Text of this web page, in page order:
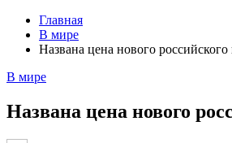
Главная
В мире
Названа цена нового
В мире
Названа цена нового